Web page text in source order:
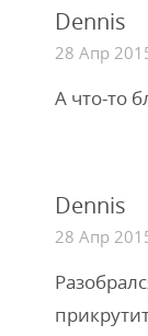
Dennis
28 Апр
А что-то
Dennis
28 Апр